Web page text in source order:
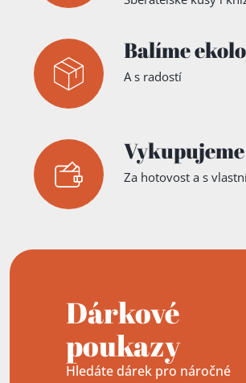
Balíme
A s radostí
Za hotovost a s
Dárkové
poukazy
Hledáte dárek pro náročné